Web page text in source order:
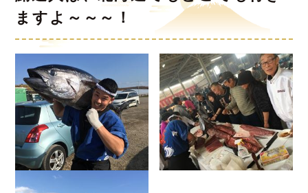
ますよ～～～！